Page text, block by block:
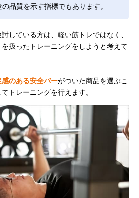
品質を示す指標でもあります。
している方は、軽い筋トレではなく、
扱ったトレーニングをしようと考えて
のある安全バーがついた商品を選ぶこ
トレーニングを行えます。